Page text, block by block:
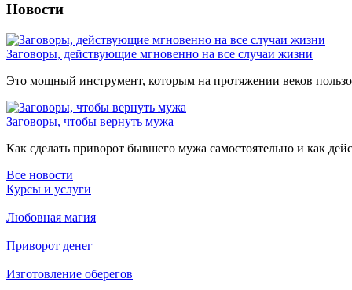
Новости
Заговоры, действующие мгновенно на все случаи жизни
Это мощный инструмент, которым на протяжении веков
Заговоры, чтобы вернуть мужа
Как сделать приворот бывшего мужа самостоятельно и как
Все новости
Курсы и услуги
Любовная магия
Приворот денег
Изготовление оберегов